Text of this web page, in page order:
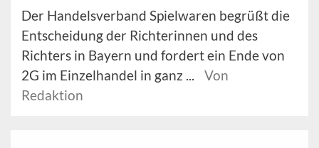
Der Handelsverband Spielwaren begrüßt die
Entscheidung der Richterinnen und des
Richters in Bayern und fordert ein Ende von
2G im Einzelhandel in ganz ...
Von
Redaktion